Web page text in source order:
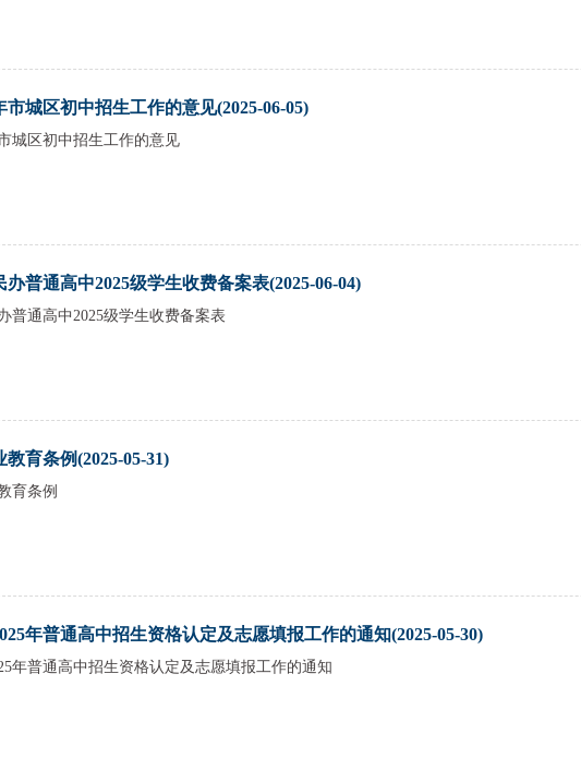
市城区初中招生工作的意见(2025-06-05)
城区初中招生工作的意见
办普通高中2025级学生收费备案表(2025-06-04)
普通高中2025级学生收费备案表
育条例(2025-05-31)
育条例
年普通高中招生资格认定及志愿填报工作的通知(2025-05-30)
年普通高中招生资格认定及志愿填报工作的通知